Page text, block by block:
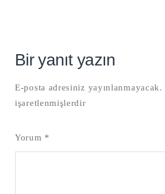
Bir yanıt yazın
E-posta adresiniz yayınlanmayacak.
işaretlenmişlerdir
Yorum *